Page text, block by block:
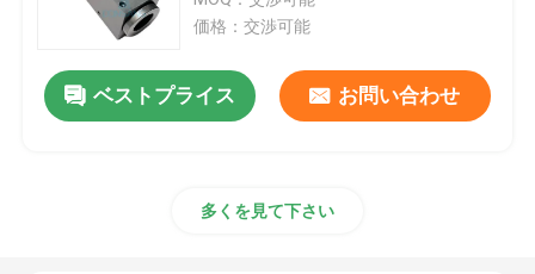
油圧ブレーカののみ
価格：交渉可能
ベストプライス お問い合わせ
多くを見て下さい